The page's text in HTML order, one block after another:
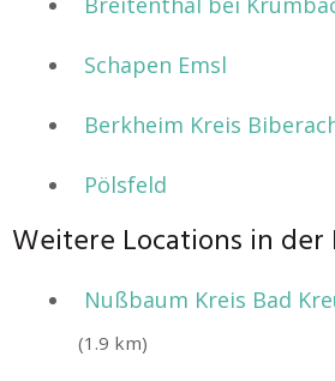
Schapen Emsl
Berkheim Kreis
Pölsfeld
Weitere Locations in der
Nußbaum Kreis Bad
(1.9 km)